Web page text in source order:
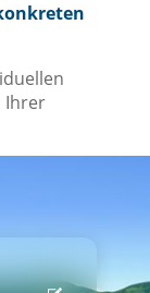
Ihrer